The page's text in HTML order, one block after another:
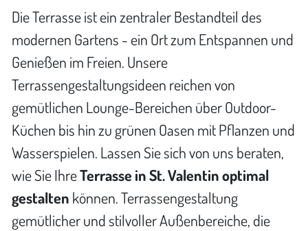
Die Terrasse ist ein zentraler Bestandteil des
modernen Gartens - ein Ort zum Entspannen und
Genießen im Freien. Unsere
Terrassengestaltungsideen reichen von
gemütlichen Lounge-Bereichen über Outdoor-
Küchen bis hin zu grünen Oasen mit Pflanzen und
Wasserspielen. Lassen Sie sich von uns beraten,
wie Sie IhreTerrasse in St. Valentin optimal
gestalten können. Terrassengestaltung
gemütlicher und stilvoller Außenbereiche, die